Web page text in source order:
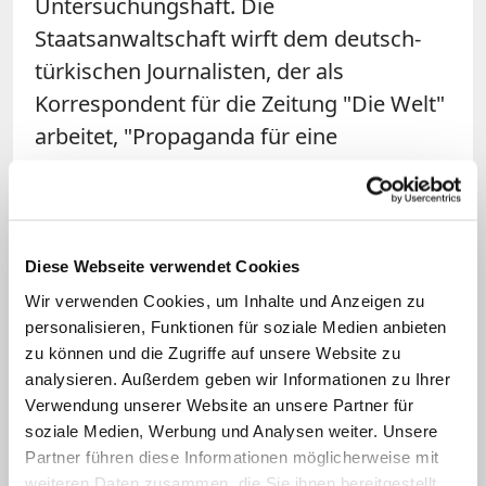
Diese Webseite verwendet Cookies
Wir verwenden Cookies, um Inhalte und Anzeigen zu
personalisieren, Funktionen für soziale Medien anbieten
zu können und die Zugriffe auf unsere Website zu
analysieren. Außerdem geben wir Informationen zu Ihrer
Verwendung unserer Website an unsere Partner für
soziale Medien, Werbung und Analysen weiter. Unsere
Partner führen diese Informationen möglicherweise mit
weiteren Daten zusammen, die Sie ihnen bereitgestellt
Staatsanwaltschaft wirft dem deutsch-
türkischen Journalisten, der als
Korrespondent für die Zeitung "Die Welt"
arbeitet, "Propaganda für eine
Was die Diskussion über die Todesstrafe
in der Türkei angehe, so artikuliere
Präsident Erdogan nur "die Forderungen
der Menschen", meint Pacaci, der auch
ein namhafter islamischer Theologe
seines Landes ist. Theologisch sei eine
Wiedereinführung aus seiner Sicht kein